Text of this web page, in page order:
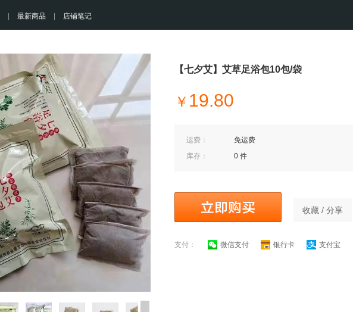
最新商品 店铺笔记
【七夕艾】艾草足浴包10包/袋
￥ 19.80
运费：
免运费
库存：
0 件
收藏 / 分享
支付： 微信支付 银行卡 支付宝